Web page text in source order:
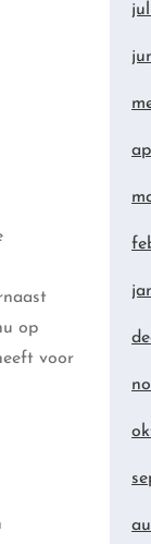
op
voor